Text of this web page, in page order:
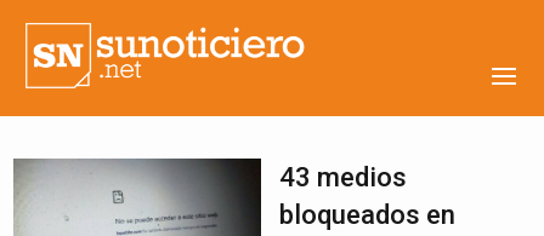
43 medios
bloqueados en